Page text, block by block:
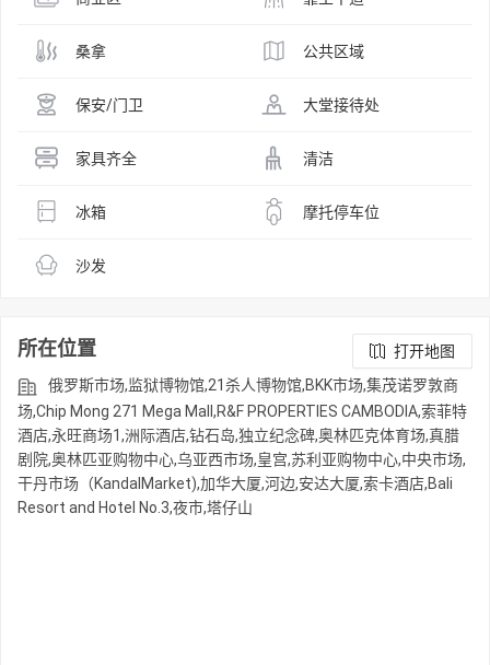
桑拿 公共区域
保安/门卫 大堂接待处
家具齐全 清洁
冰箱 摩托停车位
沙发
所在位置
打开地图
俄罗斯市场,监狱博物馆,21杀人博物馆,BKK市场,集茂诺罗敦商
场,Chip Mong 271 Mega Mall,R&F PROPERTIES CAMBODIA,索菲特
酒店,永旺商场1,洲际酒店,钻石岛,独立纪念碑,奥林匹克体育场,真腊
剧院,奥林匹亚购物中心,乌亚西市场,皇宫,苏利亚购物中心,中央市场,
干丹市场（KandalMarket),加华大厦,河边,安达大厦,索卡酒店,Bali
Resort and Hotel No.3,夜市,塔仔山